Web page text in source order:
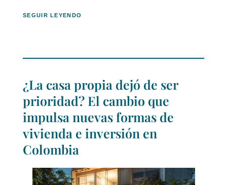
SEGUIR LEYENDO
¿La casa propia dejó de ser
prioridad? El cambio que
impulsa nuevas formas de
vivienda e inversión en
Colombia